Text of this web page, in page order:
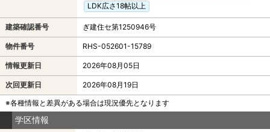
LDK広さ18帖以上
建築確認番号 ぎ建住セ第1250946号
物件番号 RHS-052601-15789
情報更新日 2026年08月05日
次回更新日
2026年08月19日
※各種情報と差異がある場合は現況優先となります
学区情報